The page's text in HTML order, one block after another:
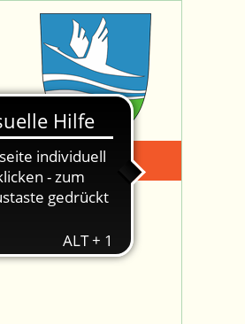
Suche -